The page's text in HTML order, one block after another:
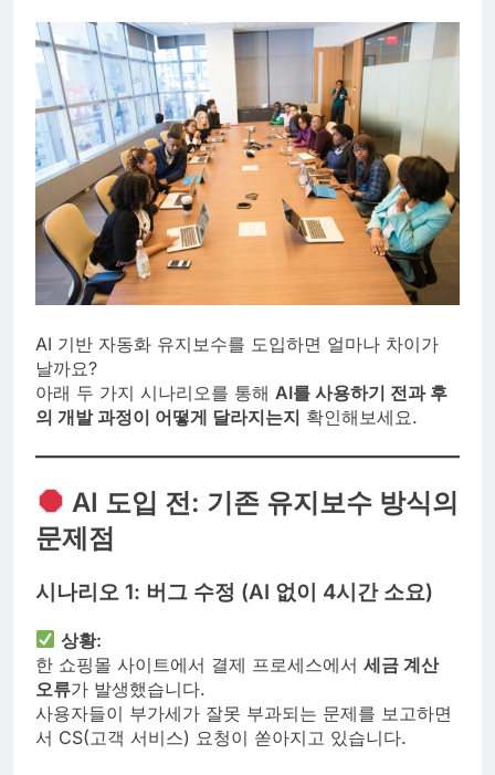
AI 기반 자동화 유지보수를 도입하면 얼마나 차이가
날까요?
아래 두 가지 시나리오를 통해 AI를 사용하기 전과 후
의 개발 과정이 어떻게 달라지는지 확인해보세요.
AI 도입 전: 기존 유지보수 방식의
문제점
시나리오 1: 버그 수정 (AI 없이 4시간 소요)
상황:
한 쇼핑몰 사이트에서 결제 프로세스에서 세금 계산
오류가 발생했습니다.
사용자들이 부가세가 잘못 부과되는 문제를 보고하면
서 CS(고객 서비스) 요청이 쏟아지고 있습니다.